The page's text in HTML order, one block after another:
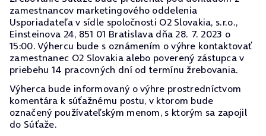
zamestnancov marketingového oddelenia
Usporiadateľa v sídle spoločnosti O2 Slovakia, s.r.o.,
Einsteinova 24, 851 01 Bratislava dňa 28. 7. 2023 o
15:00. Výhercu bude s oznámením o výhre kontaktovať
zamestnanec O2 Slovakia alebo poverený zástupca v
priebehu 14 pracovných dní od termínu žrebovania.
Výherca bude informovaný o výhre prostredníctvom
komentára k súťažnému postu, v ktorom bude
označený používateľským menom, s ktorým sa zapojil
do Súťaže.